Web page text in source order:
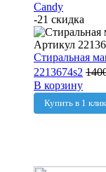
Candy
-21 скидка
Стиральная
2213674s2
В корзину
Купить в 1 клик